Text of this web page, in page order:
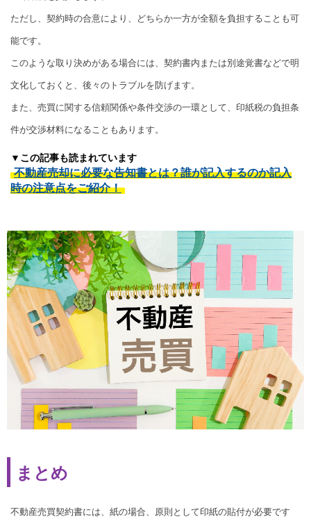
ただし、契約時の合意により、どちらか一方が全額を負担することも可
能です。
このような取り決めがある場合には、契約書内または別途覚書などで明
文化しておくと、後々のトラブルを防げます。
また、売買に関する信頼関係や条件交渉の一環として、印紙税の負担条
件が交渉材料になることもあります。
▼この記事も読まれています
不動産売却に必要な告知書とは？誰が記入するのか記入
時の注意点をご紹介！
まとめ
不動産売買契約書には、紙の場合、原則として印紙の貼付が必要です